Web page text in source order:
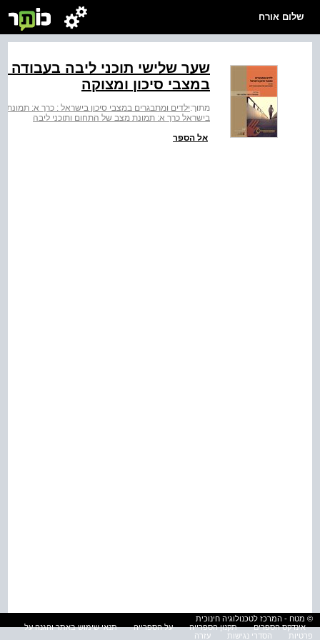
שלום אורח
שער שלישי תוכני ליבה בעבודה
במצבי סיכון ומצוקה
מתוך:ילדים ומתבגרים במצבי סיכון בישראל : כרך א: תמונת
בישראל כרך א: תמונת מצב של התחום ותוכני ליבה
אל הספר
© מטח - המרכז לטכנולוגיה חינוכית
אינדקס הספרים
תקנון הספרייה על הספרייה
תנאי שימוש באתר והגנה על
פרטיות
הסדרי נגישות עזרה